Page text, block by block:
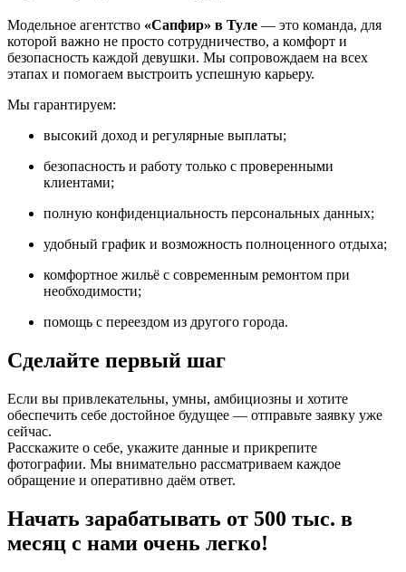
Модельное агентство «Сапфир» в Туле — это команда, для
которой важно не просто сотрудничество, а комфорт и
безопасность каждой девушки. Мы сопровождаем на всех
этапах и помогаем выстроить успешную карьеру.
Мы гарантируем:
высокий доход и регулярные выплаты;
безопасность и работу только с проверенными
клиентами;
полную конфиденциальность персональных данных;
удобный график и возможность полноценного отдыха;
комфортное жильё с современным ремонтом при
необходимости;
помощь с переездом из другого города.
Сделайте первый шаг
Если вы привлекательны, умны, амбициозны и хотите
обеспечить себе достойное будущее — отправьте заявку уже
сейчас.
Расскажите о себе, укажите данные и прикрепите
фотографии. Мы внимательно рассматриваем каждое
обращение и оперативно даём ответ.
Начать зарабатывать от 500 тыс. в
месяц с нами очень легко!